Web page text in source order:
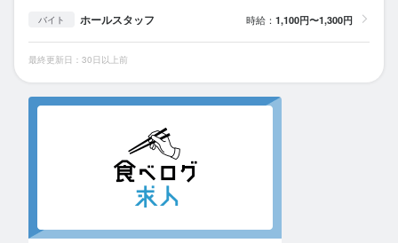
バイト ホールスタッフ 時給： 1,100円〜1,300円
最終更新日：30日以上前